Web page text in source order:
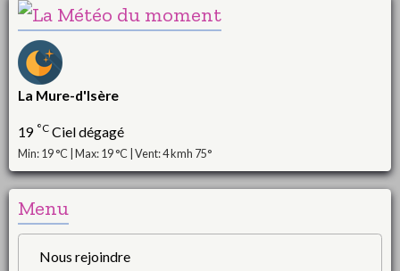
La Mure-d'Isère
19 °C Ciel dégagé
Min: 19 °C | Max: 19 °C | Vent: 4 kmh 75°
Menu
Nous rejoindre